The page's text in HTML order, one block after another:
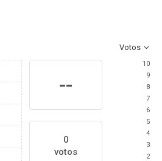
Votos
--
0
votos
10
9
8
7
6
5
4
3
2